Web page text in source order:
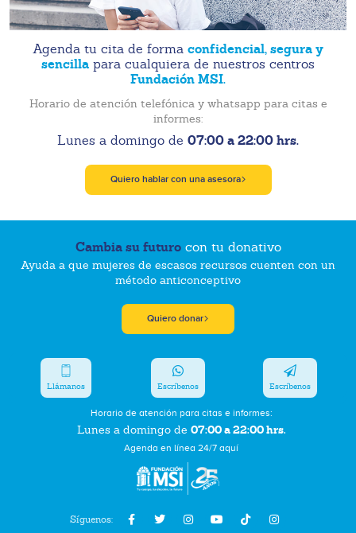
Agenda tu cita de forma confidencial, segura y
sencilla para cualquiera de nuestros centros
Fundación MSI.
Horario de atención telefónica y whatsapp para citas e
informes:
Lunes a domingo de 07:00 a 22:00 hrs.
Quiero hablar con una asesora
Cambia su futurocon tu donativo
Ayuda a que mujeres de escasos recursos cuenten con un
método anticonceptivo
Quiero donar
Síguenos:
Horario de atención para citas e informes:
Lunes a domingo de 07:00 a 22:00 hrs.
Agenda en línea 24/7 aquí
Llámanos Escríbenos Escríbenos